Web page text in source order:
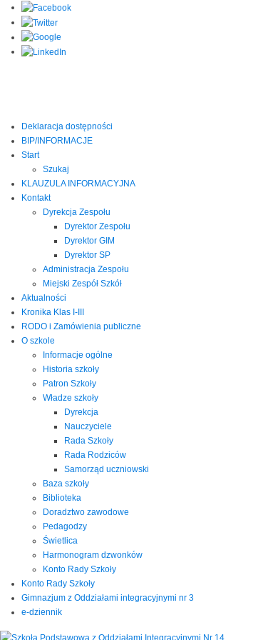
Deklaracja dostępności
BIP/INFORMACJE
Start
Szukaj
KLAUZULA INFORMACYJNA
Kontakt
Dyrekcja Zespołu
Dyrektor Zespołu
Dyrektor GIM
Dyrektor SP
Administracja Zespołu
Miejski Zespół Szkół
Aktualności
Kronika Klas I-III
RODO i Zamówienia publiczne
O szkole
Informacje ogólne
Historia szkoły
Patron Szkoły
Władze szkoły
Dyrekcja
Nauczyciele
Rada Szkoły
Rada Rodziców
Samorząd uczniowski
Baza szkoły
Biblioteka
Doradztwo zawodowe
Pedagodzy
Świetlica
Harmonogram dzwonków
Konto Rady Szkoły
Konto Rady Szkoły
Gimnazjum z Oddziałami integracyjnymi nr 3
e-dziennik